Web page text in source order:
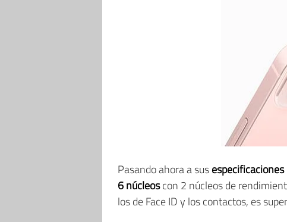
Pasando ahora a sus
6 núcleoscon 2 núcleos de
los de Face ID y los contactos, es